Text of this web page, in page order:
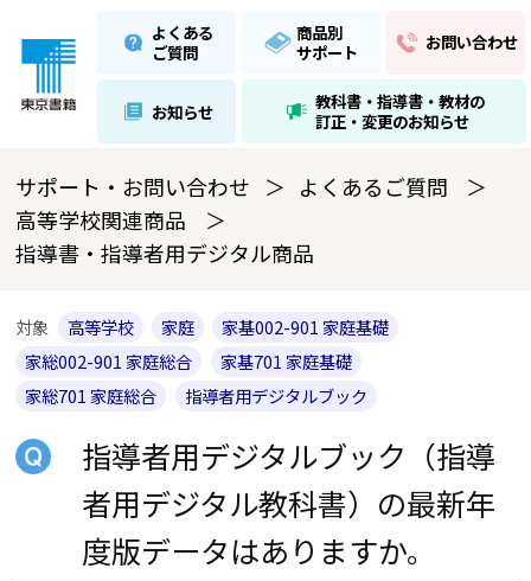
よくある
ご質問
商品別
サポート
お問い合わせ
お知らせ
教科書・指導書・教材の
訂正・変更のお知らせ
サポート・お問い合わせ
よくあるご質問
高等学校関連商品
指導書・指導者用デジタル商品
対象 高等学校 家庭
家基002-901 家庭基礎
家総002-901 家庭総合
家基701 家庭基礎
家総701 家庭総合
指導者用デジタルブック
指導者用デジタルブック（指導
者用デジタル教科書）の最新年
度版データはありますか。